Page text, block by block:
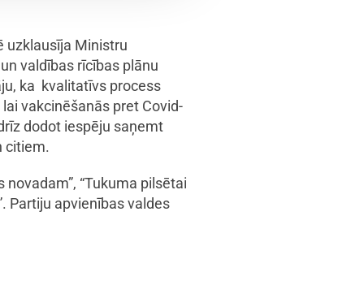
uzklausīja Ministru
valdības rīcības plānu
ka kvalitatīvs process
vakcinēšanās pret Covid-
dodot iespēju saņemt
citiem.
novadam”, “Tukuma pilsētai
Partiju apvienības valdes